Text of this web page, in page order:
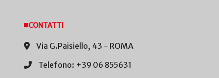
CONTATTI
Via G.Paisiello, 43 - ROMA
Telefono: +39 06 855631